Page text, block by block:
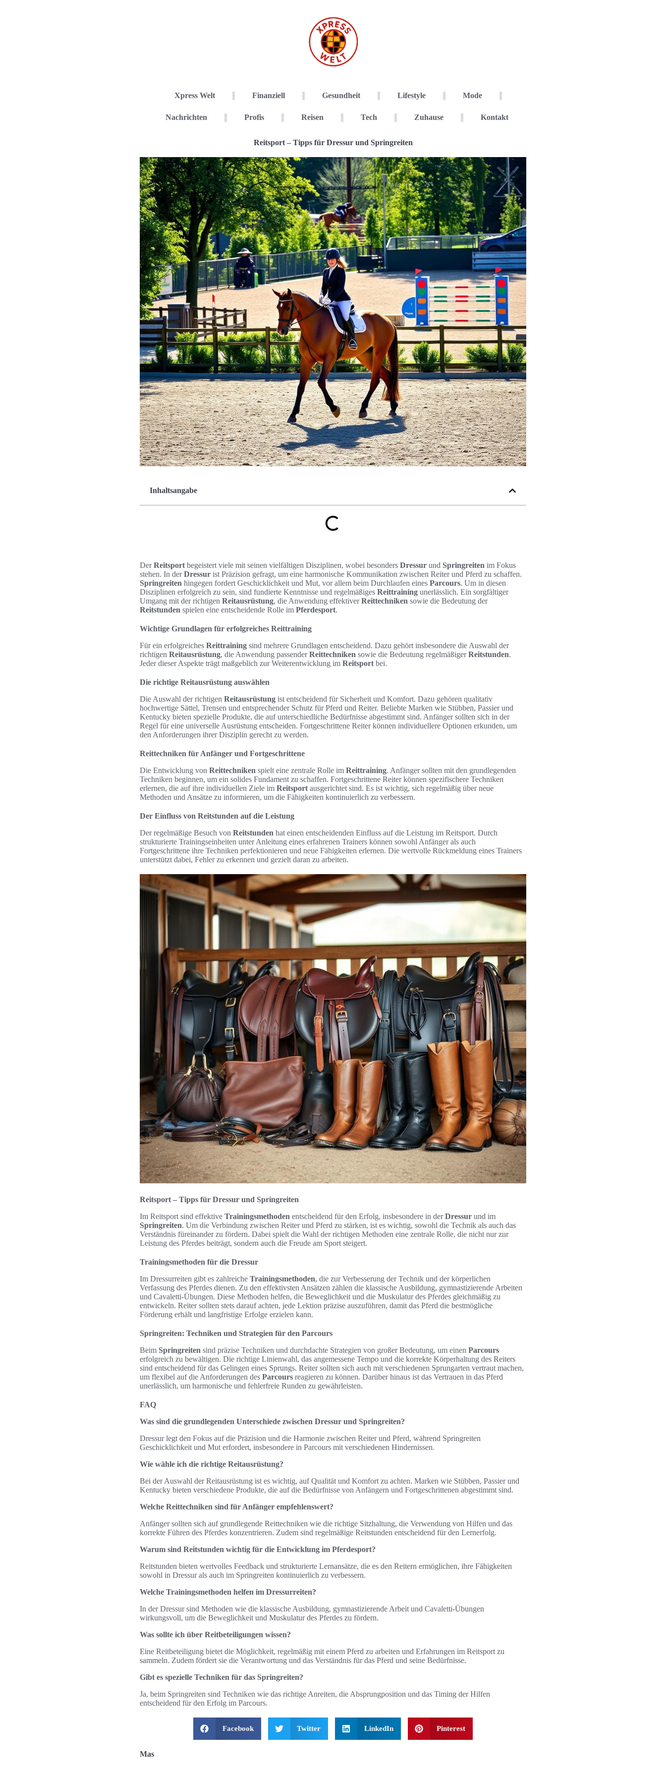
Xpress Welt Finanziell Gesundheit Lifestyle Mode
Nachrichten Profis Reisen Tech Zuhause Kontakt
Reitsport – Tipps für Dressur und Springreiten
Inhaltsangabe
DerReitsport begeistert viele mit seinen vielfältigen Disziplinen, wobei besonders Dressur und Springreiten im Fokus
stehen. In derDressur ist Präzision gefragt, um eine harmonische Kommunikation zwischen Reiter und Pferd zu schaffen.
Springreiten hingegen fordert Geschicklichkeit und Mut, vor allem beim Durchlaufen eines Parcours. Um in diesen
Disziplinen erfolgreich zu sein, sind fundierte Kenntnisse und regelmäßiges Reittraining unerlässlich. Ein sorgfältiger
Umgang mit der richtigen Reitausrüstung, die Anwendung effektiverReittechniken sowie die Bedeutung der
Reitstunden spielen eine entscheidende Rolle im Pferdesport.
Wichtige Grundlagen für erfolgreiches Reittraining
Für ein erfolgreiches Reittraining sind mehrere Grundlagen entscheidend. Dazu gehört insbesondere die Auswahl der
richtigen Reitausrüstung, die Anwendung passenderReittechniken sowie die Bedeutung regelmäßigerReitstunden.
Jeder dieser Aspekte trägt maßgeblich zur Weiterentwicklung im Reitsport bei.
Die richtige Reitausrüstung auswählen
Die Auswahl der richtigen Reitausrüstung ist entscheidend für Sicherheit und Komfort. Dazu gehören qualitativ
hochwertige Sättel, Trensen und entsprechender Schutz für Pferd und Reiter. Beliebte Marken wie Stübben, Passier und
Kentucky bieten spezielle Produkte, die auf unterschiedliche Bedürfnisse abgestimmt sind. Anfänger sollten sich in der
Regel für eine universelle Ausrüstung entscheiden. Fortgeschrittene Reiter können individuellere Optionen erkunden, um
den Anforderungen ihrer Disziplin gerecht zu werden.
Reittechniken für Anfänger und Fortgeschrittene
Die Entwicklung von Reittechniken spielt eine zentrale Rolle im Reittraining. Anfänger sollten mit den grundlegenden
Techniken beginnen, um ein solides Fundament zu schaffen. Fortgeschrittene Reiter können spezifischere Techniken
erlernen, die auf ihre individuellen Ziele im Reitsport ausgerichtet sind. Es ist wichtig, sich regelmäßig über neue
Methoden und Ansätze zu informieren, um die Fähigkeiten kontinuierlich zu verbessern.
Der Einfluss von Reitstunden auf die Leistung
Der regelmäßige Besuch von Reitstunden hat einen entscheidenden Einfluss auf die Leistung im Reitsport. Durch
strukturierte Trainingseinheiten unter Anleitung eines erfahrenen Trainers können sowohl Anfänger als auch
Fortgeschrittene ihre Techniken perfektionieren und neue Fähigkeiten erlernen. Die wertvolle Rückmeldung eines Trainers
unterstützt dabei, Fehler zu erkennen und gezielt daran zu arbeiten.
Reitsport – Tipps für Dressur und Springreiten
Im Reitsport sind effektive Trainingsmethoden entscheidend für den Erfolg, insbesondere in derDressur und im
Springreiten. Um die Verbindung zwischen Reiter und Pferd zu stärken, ist es wichtig, sowohl die Technik als auch das
Verständnis füreinander zu fördern. Dabei spielt die Wahl der richtigen Methoden eine zentrale Rolle, die nicht nur zur
Leistung des Pferdes beiträgt, sondern auch die Freude am Sport steigert.
Trainingsmethoden für die Dressur
Im Dressurreiten gibt es zahlreiche Trainingsmethoden, die zur Verbesserung der Technik und der körperlichen
Verfassung des Pferdes dienen. Zu den effektivsten Ansätzen zählen die klassische Ausbildung, gymnastizierende Arbeiten
und Cavaletti-Übungen. Diese Methoden helfen, die Beweglichkeit und die Muskulatur des Pferdes gleichmäßig zu
entwickeln. Reiter sollten stets darauf achten, jede Lektion präzise auszuführen, damit das Pferd die bestmögliche
Förderung erhält und langfristige Erfolge erzielen kann.
Springreiten: Techniken und Strategien für den Parcours
Beim Springreiten sind präzise Techniken und durchdachte Strategien von großer Bedeutung, um einen Parcours
erfolgreich zu bewältigen. Die richtige Linienwahl, das angemessene Tempo und die korrekte Körperhaltung des Reiters
sind entscheidend für das Gelingen eines Sprungs. Reiter sollten sich auch mit verschiedenen Sprungarten vertraut machen,
um flexibel auf die Anforderungen des Parcours reagieren zu können. Darüber hinaus ist das Vertrauen in das Pferd
unerlässlich, um harmonische und fehlerfreie Runden zu gewährleisten.
FAQ
Was sind die grundlegenden Unterschiede zwischen Dressur und Springreiten?
Dressur legt den Fokus auf die Präzision und die Harmonie zwischen Reiter und Pferd, während Springreiten
Geschicklichkeit und Mut erfordert, insbesondere in Parcours mit verschiedenen Hindernissen.
Wie wähle ich die richtige Reitausrüstung?
Bei der Auswahl der Reitausrüstung ist es wichtig, auf Qualität und Komfort zu achten. Marken wie Stübben, Passier und
Kentucky bieten verschiedene Produkte, die auf die Bedürfnisse von Anfängern und Fortgeschrittenen abgestimmt sind.
Welche Reittechniken sind für Anfänger empfehlenswert?
Anfänger sollten sich auf grundlegende Reittechniken wie die richtige Sitzhaltung, die Verwendung von Hilfen und das
korrekte Führen des Pferdes konzentrieren. Zudem sind regelmäßige Reitstunden entscheidend für den Lernerfolg.
Warum sind Reitstunden wichtig für die Entwicklung im Pferdesport?
Reitstunden bieten wertvolles Feedback und strukturierte Lernansätze, die es den Reitern ermöglichen, ihre Fähigkeiten
sowohl in Dressur als auch im Springreiten kontinuierlich zu verbessern.
Welche Trainingsmethoden helfen im Dressurreiten?
In der Dressur sind Methoden wie die klassische Ausbildung, gymnastizierende Arbeit und Cavaletti-Übungen
wirkungsvoll, um die Beweglichkeit und Muskulatur des Pferdes zu fördern.
Was sollte ich über Reitbeteiligungen wissen?
Eine Reitbeteiligung bietet die Möglichkeit, regelmäßig mit einem Pferd zu arbeiten und Erfahrungen im Reitsport zu
sammeln. Zudem fördert sie die Verantwortung und das Verständnis für das Pferd und seine Bedürfnisse.
Gibt es spezielle Techniken für das Springreiten?
Ja, beim Springreiten sind Techniken wie das richtige Anreiten, die Absprungposition und das Timing der Hilfen
entscheidend für den Erfolg im Parcours.
Facebook Twitter LinkedIn Pinterest
Mas